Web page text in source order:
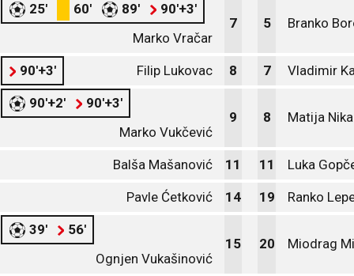
25' 60' 89'
90'+3'
Marko Vračar
7 5 Branko
90'+3' Filip Lukovac 8 7 Vladimir
90'+2'
90'+3'
Marko Vukčević
9 8 Matija
Balša Mašanović 11 11 Luka
Pavle Ćetković 14 19 Ranko
39'
56'
Ognjen Vukašinović
15 20 Miodrag